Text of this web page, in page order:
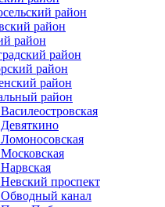
район
район
район
район
район
район
район
проспект
канал